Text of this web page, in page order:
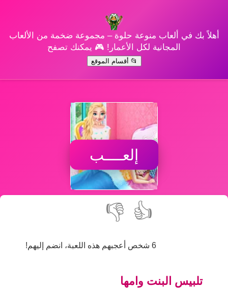
أهلاً بك في ألعاب منوعة حلوة – مجموعة ضخمة من الألعاب
المجانية لكل الأعمار! 🎮 يمكنك تصفح
📂 أقسام الموقع
إلعــــب
👍
👎
6 شخص أعجبهم هذه اللعبة، انضم إليهم!
تلبيس البنت وامها